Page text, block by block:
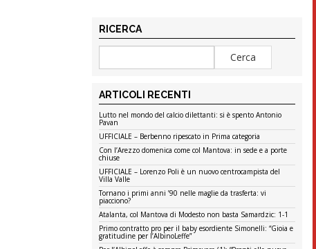
RICERCA
ARTICOLI RECENTI
Lutto nel mondo del calcio dilettanti: si è spento Antonio
Pavan
UFFICIALE – Berbenno ripescato in Prima categoria
Con l’Arezzo domenica come col Mantova: in sede e a porte
chiuse
UFFICIALE – Lorenzo Poli è un nuovo centrocampista del
Villa Valle
Tornano i primi anni ’90 nelle maglie da trasferta: vi
piacciono?
Atalanta, col Mantova di Modesto non basta Samardzic: 1-1
Primo contratto pro per il baby esordiente Simonelli: “Gioia e
gratitudine per l’AlbinoLeffe”